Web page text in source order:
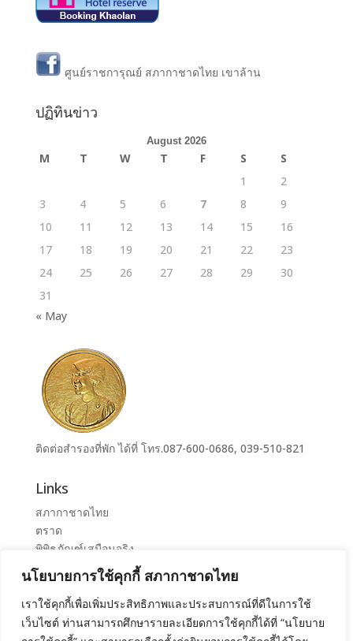
นโยบายการใช้คุกกี้ สภากาชาดไทย
เราใช้คุกกี้เพื่อเพิ่มประสิทธิภาพและประสบการณ์ที่ดีในการใช้
เว็บไซต์ ท่านสามารถศึกษารายละเอียดการใช้คุกกี้ได้ที่ “นโยบาย
ศูนย์ราชการุณย์ สภากาชาดไทย เขาล้าน
ปฏิทินข่าว
August 2026
M T W T F S
S
1
2
3
4 5 6 7 8
9
10
11 12 13 14 15
16
17
18 19 20 21 22
23
24
25 26 27 28 29
30
31
« May
ติดต่อสำรองที่พัก ได้ที่ โทร.087-600-0686, 039-510-821
Links
สภากาชาดไทย
ตราด
พิพิธภัณฑ์เสมือนจริง
ระบบจองห้องศูนย์ราชการุณย์สภากาชาดไทย เขาล้าน
ศูนย์ราชการุณย์ สภากาชาดไทย เขาล้าน